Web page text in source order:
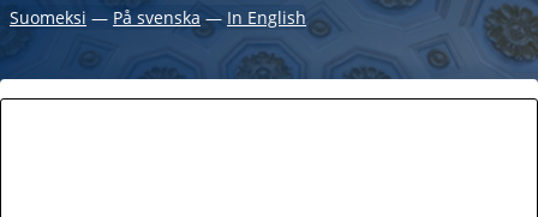
Suomeksi ― På svenska― In English